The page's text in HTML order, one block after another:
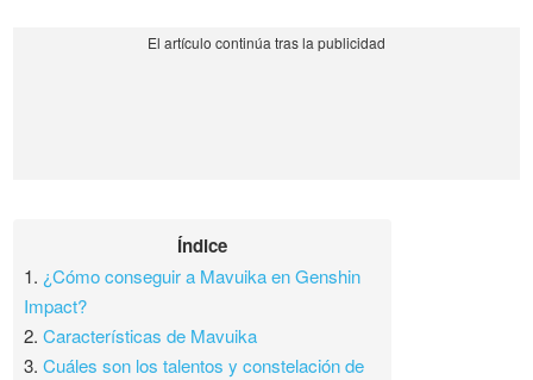
Índice
1. ¿Cómo conseguir a Mavuika en Genshin
Impact?
2.Características de Mavuika
3.Cuáles son los talentos y constelación de